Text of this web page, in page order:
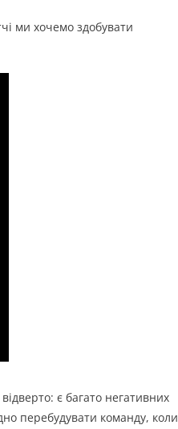
ми хочемо здобувати
є багато негативних
перебудувати команду, коли